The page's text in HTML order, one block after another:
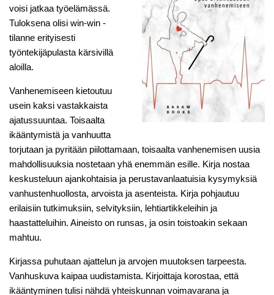
voisi jatkaa työelämässä.
Tuloksena olisi win-win -
tilanne erityisesti
työntekijäpulasta kärsivillä
aloilla.
Vanhenemiseen kietoutuu
usein kaksi vastakkaista
ajatussuuntaa. Toisaalta
ikääntymistä ja vanhuutta
torjutaan ja pyritään piilottamaan, toisaalta vanhenemisen uusia
mahdollisuuksia nostetaan yhä enemmän esille. Kirja nostaa
keskusteluun ajankohtaisia ja perustavanlaatuisia kysymyksiä
vanhustenhuollosta, arvoista ja asenteista. Kirja pohjautuu
erilaisiin tutkimuksiin, selvityksiin, lehtiartikkeleihin ja
haastatteluihin. Aineisto on runsas, ja osin toistoakin sekaan
mahtuu.
Kirjassa puhutaan ajattelun ja arvojen muutoksen tarpeesta.
Vanhuskuva kaipaa uudistamista. Kirjoittaja korostaa, että
ikääntyminen tulisi nähdä yhteiskunnan voimavarana ja